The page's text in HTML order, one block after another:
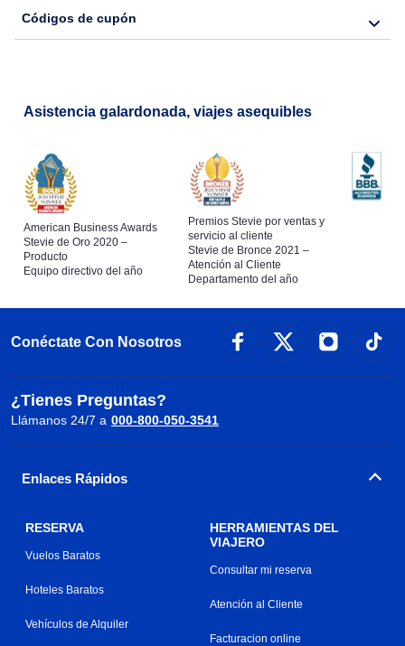
Flights from Nueva York to Lisboa
Códigos de cupón
Asistencia galardonada, viajes asequibles
American Business Awards
Stevie de Oro 2020 –
Producto
Equipo directivo del año
Premios Stevie por ventas y
servicio al cliente
Stevie de Bronce 2021 –
Atención al Cliente
Departamento del año
Conéctate Con Nosotros
¿Tienes Preguntas?
Llámanos 24/7 a 000-800-050-3541
Enlaces Rápidos
RESERVA
Vuelos Baratos
Hoteles Baratos
Vehículos de Alquiler
HERRAMIENTAS DEL
VIAJERO
Consultar mi reserva
Atención al Cliente
Facturacion online